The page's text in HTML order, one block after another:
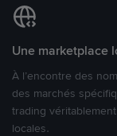
Une marketplace
À l’encontre des
des marchés
trading
locales.